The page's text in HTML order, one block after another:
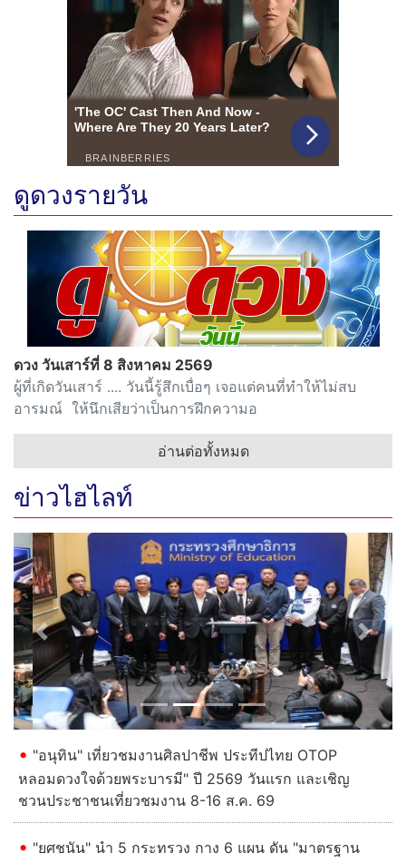
ดูดวงรายวัน
ดวง วันเสาร์ที่ 8 สิงหาคม 2569
ผู้ที่เกิดวันเสาร์ .... วันนี้รู้สึกเบื่อๆ เจอแต่คนที่ทำให้ไม่สบ
อารมณ์ ให้นึกเสียว่าเป็นการฝึกความอ
อ่านต่อทั้งหมด
ข่าวไฮไลท์
Previous Next
"อนุทิน" เที่ยวชมงานศิลปาชีพ ประทีปไทย OTOP
หลอมดวงใจด้วยพระบารมี" ปี 2569 วันแรก และเชิญ
ชวนประชาชนเที่ยวชมงาน 8-16 ส.ค. 69
"ยศชนัน" นำ 5 กระทรวง กาง 6 แผน ดัน "มาตรฐาน